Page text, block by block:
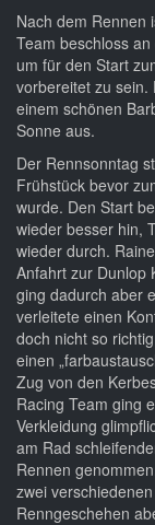
Nach dem Rennen
Team beschloss
um für den Start
vorbereitet zu
einem schönen
Sonne aus.
Der Rennsonntag
Frühstück bevor
wurde. Den Start
wieder besser hin,
wieder durch.
Anfahrt zur Dunlop
ging dadurch aber
verleitete einen
doch nicht so
einen
Zug von den
Racing Team ging
Verkleidung
am Rad
Rennen
zwei
Renngeschehen